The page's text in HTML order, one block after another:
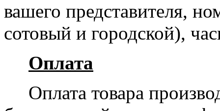
вашего представителя,
сотовый и городской),
Оплата
Оплата товара